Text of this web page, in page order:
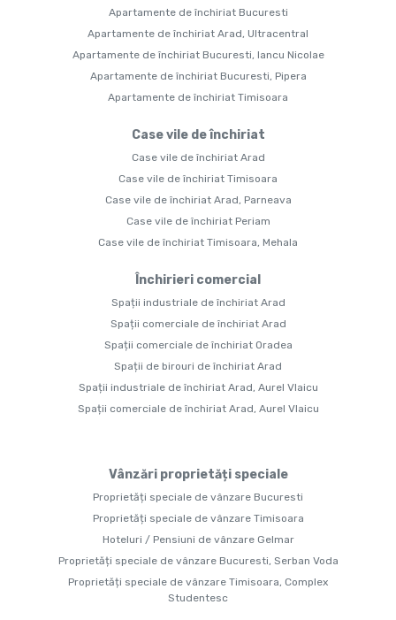
Apartamente de închiriat Bucuresti
Apartamente de închiriat Arad, Ultracentral
Apartamente de închiriat Bucuresti, Iancu Nicolae
Apartamente de închiriat Bucuresti, Pipera
Apartamente de închiriat Timisoara
Case vile de închiriat
Case vile de închiriat Arad
Case vile de închiriat Timisoara
Case vile de închiriat Arad, Parneava
Case vile de închiriat Periam
Case vile de închiriat Timisoara, Mehala
Închirieri comercial
Spații industriale de închiriat Arad
Spații comerciale de închiriat Arad
Spații comerciale de închiriat Oradea
Spații de birouri de închiriat Arad
Spații industriale de închiriat Arad, Aurel Vlaicu
Spații comerciale de închiriat Arad, Aurel Vlaicu
Vânzări proprietăți speciale
Proprietăți speciale de vânzare Bucuresti
Proprietăți speciale de vânzare Timisoara
Hoteluri / Pensiuni de vânzare Gelmar
Proprietăți speciale de vânzare Bucuresti, Serban Voda
Proprietăți speciale de vânzare Timisoara, Complex
Studentesc